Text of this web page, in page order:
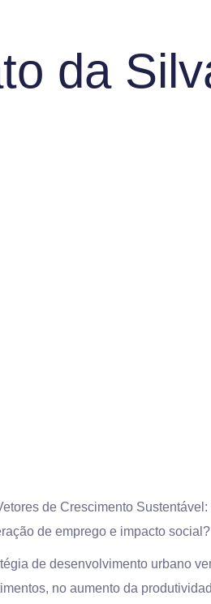
da
de Crescimento
de emprego e impacto social?
de desenvolvimento urbano
no aumento da